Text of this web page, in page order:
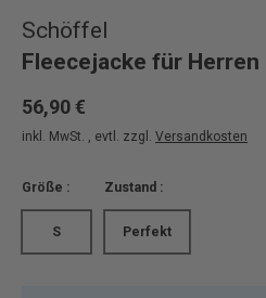
Schöffel
Fleecejacke für Herren
56,90 €
inkl. MwSt. , evtl. zzgl. Versandkosten
Größe :
S
Zustand :
Perfekt